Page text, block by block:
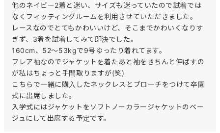
他のネイビー2着と迷い、サイズも迷っていたので試着では
なくフィッティングルームを利用させていただきました。
レースなのでとてもかわいいけど、そこまでかわいくなりす
ぎず、3着を試着してみて即決でした。
160cm、52～53kgで9号ゆったり着れてます。
フレア袖なのでジャケットを着たあと袖をきちんと伸ばすの
が私はちょっと手間取りますが(笑)
こちらで一緒に購入したネックレスとブローチをつけて卒園
式に出席しました。
入学式にはジャケットをソフトノーカラージャケットのベー
ジュにして出席する予定です。